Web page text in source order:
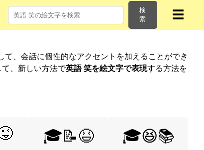
検
索
☰
、会話に個性的なアクセントを加えることができ
、新しい方法で英語 笑を絵文字で表現する方法を
🎓📝😆 🎓😆📚